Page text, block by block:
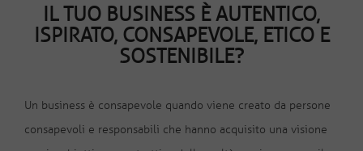
IL TUO BUSINESS È AUTENTICO,
ISPIRATO, CONSAPEVOLE, ETICO E
SOSTENIBILE?
Un business è consapevole quando viene creato da persone
consapevoli e responsabili che hanno acquisito una visione